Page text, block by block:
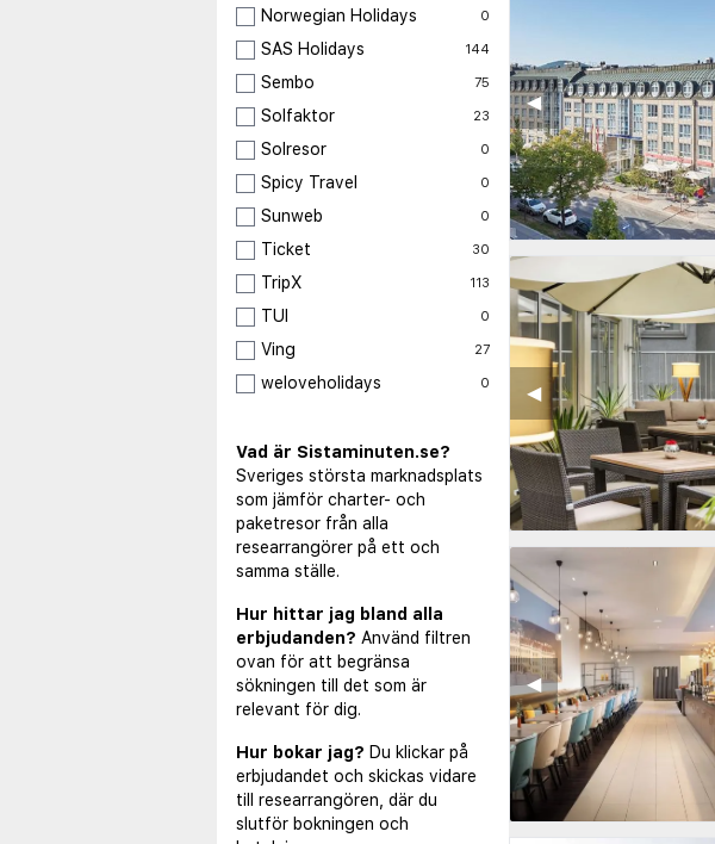
Norwegian Holidays 0
SAS Holidays 144
Sembo 75
Solfaktor 23
Solresor 0
Spicy Travel 0
Sunweb 0
Ticket 30
TripX 113
TUI 0
Ving 27
weloveholidays 0
Vad är Sistaminuten.se?
Sveriges största marknadsplats
som jämför charter- och
paketresor från alla
researrangörer på ett och
samma ställe.
Hur hittar jag bland alla
erbjudanden? Använd filtren
ovan för att begränsa
sökningen till det som är
relevant för dig.
Hur bokar jag? Du klickar på
erbjudandet och skickas vidare
till researrangören, där du
slutför bokningen och
◀︎
◀︎
◀︎